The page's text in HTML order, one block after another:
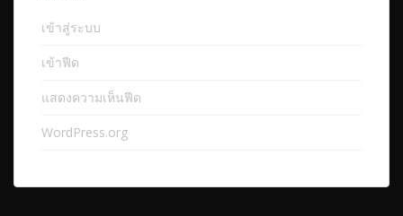
เข้าสู่ระบบ
เข้าฟีด
แสดงความเห็นฟีด
WordPress.org